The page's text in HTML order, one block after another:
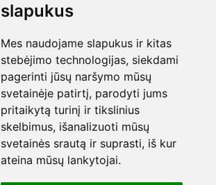
slapukus
Mes naudojame slapukus ir kitas
stebėjimo technologijas, siekdami
pagerinti jūsų naršymo mūsų
svetainėje patirtį, parodyti jums
pritaikytą turinį ir tikslinius
skelbimus, išanalizuoti mūsų
svetainės srautą ir suprasti, iš kur
ateina mūsų lankytojai.